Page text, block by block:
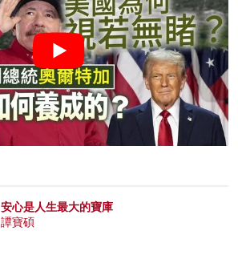
安心是人生最大的寶庫
譚寶碩